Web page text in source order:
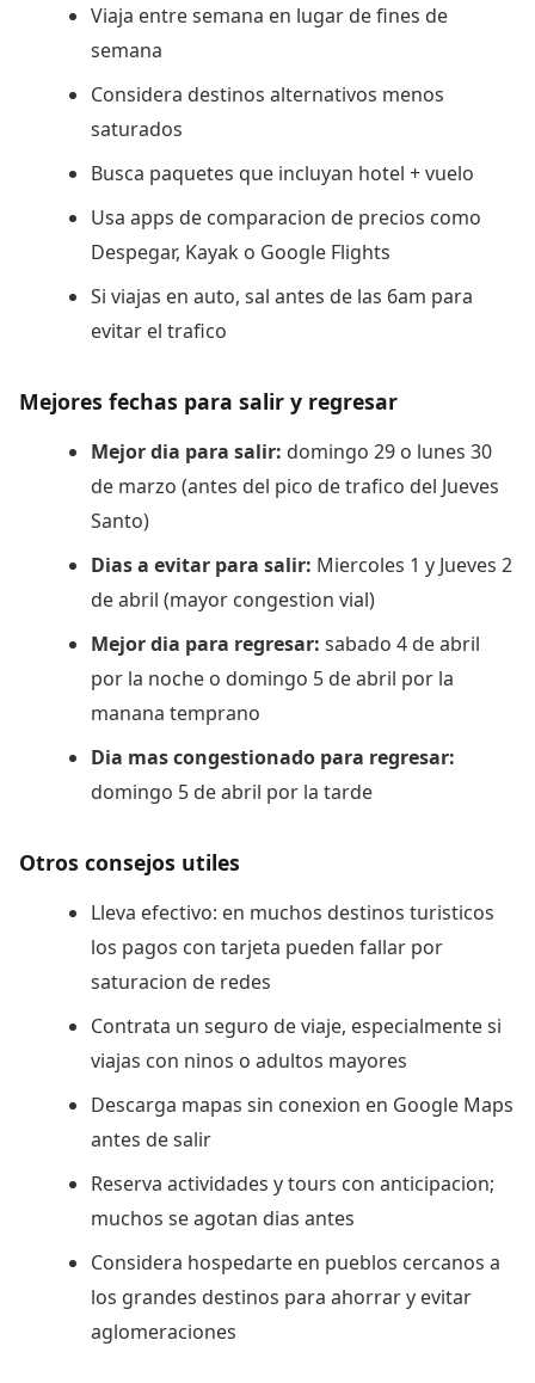
Viaja entre semana en lugar de fines de
semana
Considera destinos alternativos menos
saturados
Busca paquetes que incluyan hotel + vuelo
Usa apps de comparacion de precios como
Despegar, Kayak o Google Flights
Si viajas en auto, sal antes de las 6am para
evitar el trafico
Mejores fechas para salir y regresar
Mejor dia para salir: domingo 29 o lunes 30
de marzo (antes del pico de trafico del Jueves
Santo)
Dias a evitar para salir: Miercoles 1 y Jueves 2
de abril (mayor congestion vial)
Mejor dia para regresar: sabado 4 de abril
por la noche o domingo 5 de abril por la
manana temprano
Dia mas congestionado para regresar:
domingo 5 de abril por la tarde
Otros consejos utiles
Lleva efectivo: en muchos destinos turisticos
los pagos con tarjeta pueden fallar por
saturacion de redes
Contrata un seguro de viaje, especialmente si
viajas con ninos o adultos mayores
Descarga mapas sin conexion en Google Maps
antes de salir
Reserva actividades y tours con anticipacion;
muchos se agotan dias antes
Considera hospedarte en pueblos cercanos a
los grandes destinos para ahorrar y evitar
aglomeraciones